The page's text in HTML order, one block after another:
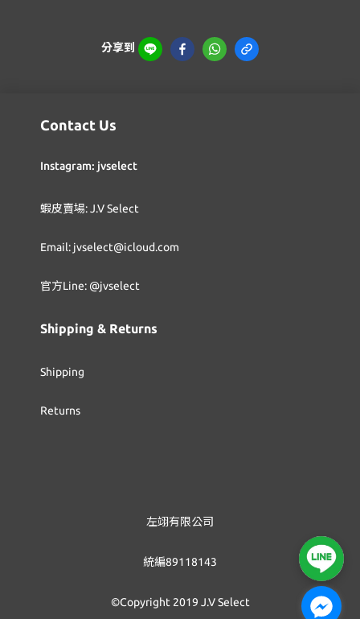
分享到
Contact Us
Instagram: jvselect
蝦皮賣場: J.V Select
Email: jvselect@icloud.com
官方Line: @jvselect
Shipping & Returns
Shipping
Returns
左翊有限公司
統編89118143
©Copyright 2019 J.V Select